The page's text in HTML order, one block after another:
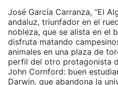
José García Carranza, “El
andaluz, triunfador en el
nobleza, que se alista en el
disfruta matando
animales en una plaza de
perfil del otro protagonista
John Cornford: buen
Darwin, que abandona la